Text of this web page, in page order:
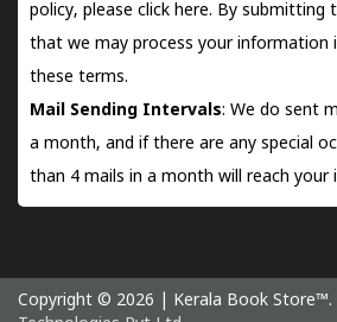
policy, please click here. By submitting
that we may process your information
these terms.
Mail Sending Intervals: We do sent
a month, and if there are any special
than 4 mails in a month will reach your
Copyright © 2026 | Kerala Book